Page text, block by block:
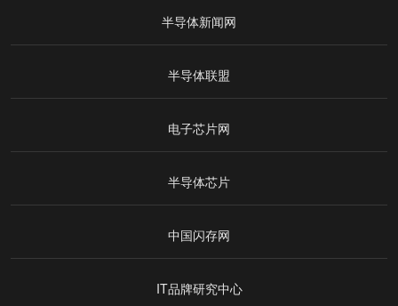
半导体新闻网
半导体联盟
电子芯片网
半导体芯片
中国闪存网
IT品牌研究中心